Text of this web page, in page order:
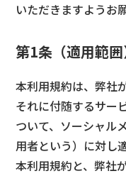
いただきますようお
第1条（適用範囲
本利用規約は、弊社
それに付随するサー
ついて、ソーシャル
用者という）に対し
本利用規約と、弊社